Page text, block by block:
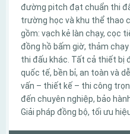
đường pitch đạt chuẩn thi
trường học và khu thể thao
gồm: vạch kẻ làn chạy, cọc
đồng hồ bấm giờ, thảm
thi đấu khác. Tất cả thiết bị
quốc tế, bền bỉ, an toàn và
vấn – thiết kế – thi công
đến chuyên nghiệp, bảo
Giải pháp đồng bộ, tối ưu